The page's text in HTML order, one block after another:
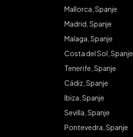
Mallorca, Spanje
Madrid, Spanje
Malaga, Spanje
Costa del Sol, Spanje
Tenerife, Spanje
Cádiz, Spanje
Ibiza, Spanje
Sevilla, Spanje
Pontevedra, Spanje